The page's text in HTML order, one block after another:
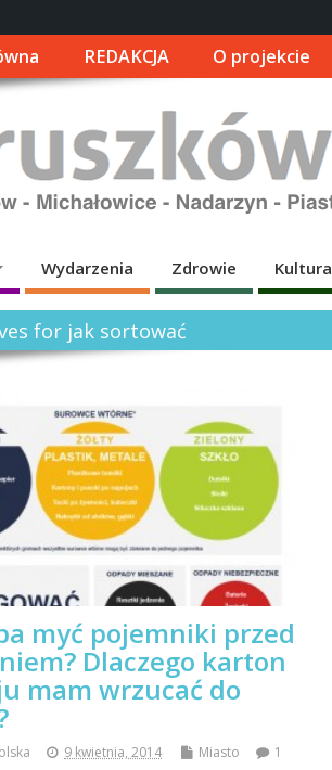
REDAKCJA O projekcie
Wydarzenia Zdrowie Kultura
for jak sortować
myć pojemniki przed
Dlaczego karton
mam wrzucać do
9 kwietnia, 2014 Miasto
1